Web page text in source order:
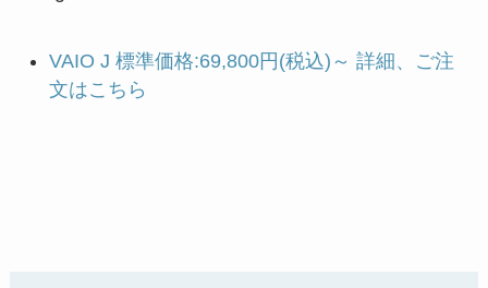
VAIO J 標準価格:69,800円(税込)～ 詳細、ご注
文はこちら